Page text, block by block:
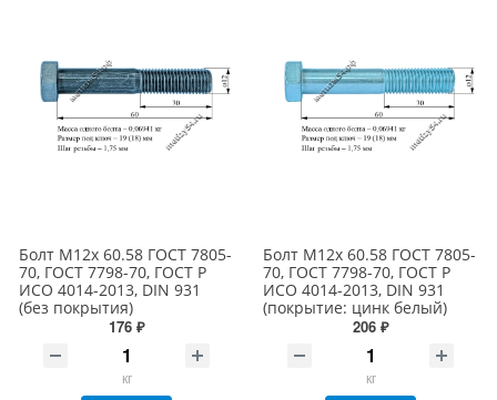
Болт М12х 60.58 ГОСТ 7805-
70, ГОСТ 7798-70, ГОСТ Р
ИСО 4014-2013, DIN 931
(без покрытия)
176 ₽
кг
Болт М12х 60.58 ГОСТ 7805-
70, ГОСТ 7798-70, ГОСТ Р
ИСО 4014-2013, DIN 931
(покрытие: цинк белый)
206 ₽
кг